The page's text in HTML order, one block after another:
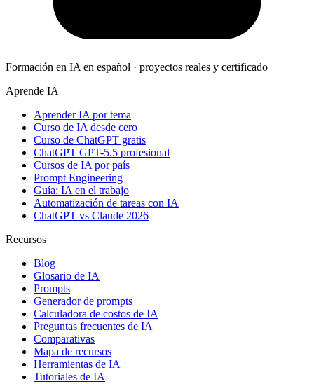
Formación en IA en español · proyectos reales y certificado
Aprende IA
Aprender IA por tema
Curso de IA desde cero
Curso de ChatGPT gratis
ChatGPT GPT-5.5 profesional
Cursos de IA por país
Prompt Engineering
Guía: IA en el trabajo
Automatización de tareas con IA
ChatGPT vs Claude 2026
Recursos
Blog
Glosario de IA
Prompts
Generador de prompts
Calculadora de costos de IA
Preguntas frecuentes de IA
Comparativas
Mapa de recursos
Herramientas de IA
Tutoriales de IA